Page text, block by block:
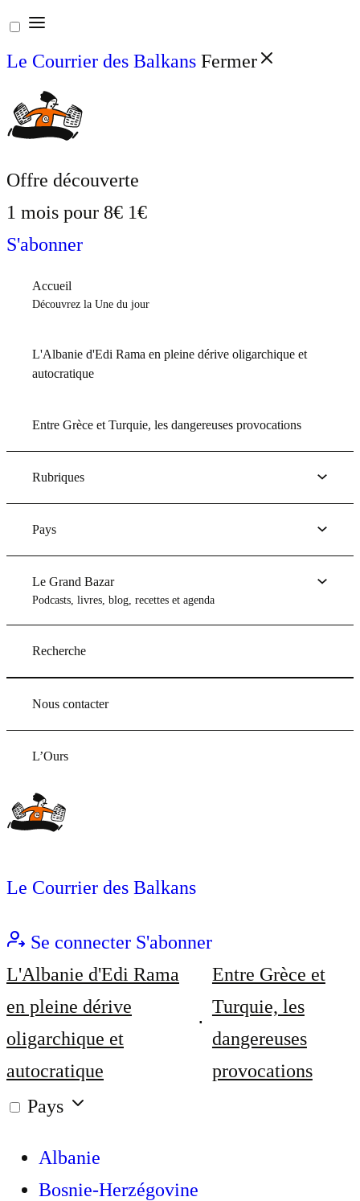
Aller
au
contenu
Le Courrier des Balkans Fermer
Offre découverte
1 mois pour 8€ 1€
S'abonner
Accueil
Découvrez la Une du jour
L'Albanie d'Edi Rama en pleine dérive oligarchique et
autocratique
Entre Grèce et Turquie, les dangereuses provocations
Rubriques
Pays
Le Grand Bazar
Podcasts, livres, blog, recettes et agenda
Recherche
Nous contacter
L’Ours
Le Courrier des Balkans
Se connecter S'abonner
L'Albanie d'Edi Rama
en pleine dérive
oligarchique et
autocratique
Entre Grèce et
Turquie, les
dangereuses
provocations
Pays
Albanie
Bosnie-Herzégovine